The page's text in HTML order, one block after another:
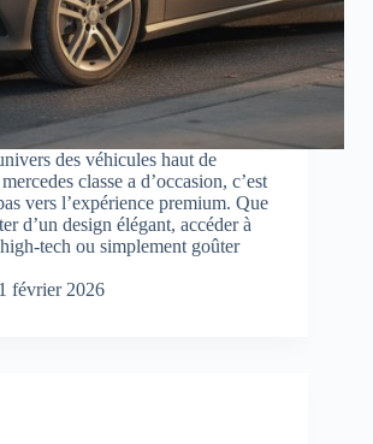
des véhicules haut de
classe a d’occasion, c’est
vers l’expérience premium. Que
d’un design élégant, accéder à
tech ou simplement goûter
février 2026